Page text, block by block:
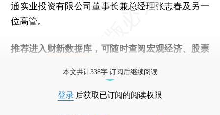
通实业投资有限公司董事长兼总经理张志春及另一
位高管。
推荐进入 财新数据库 ，可随时查阅宏观经济、股票
本文共计338字 订阅后继续阅读
登录 后获取已订阅的阅读权限